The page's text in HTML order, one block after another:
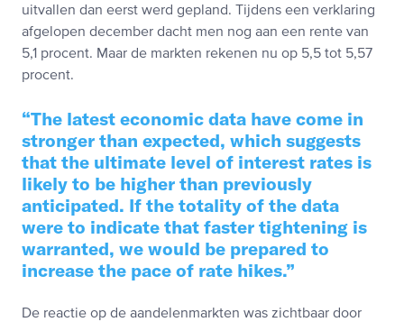
uitvallen dan eerst werd gepland. Tijdens een verklaring
afgelopen december dacht men nog aan een rente van
5,1 procent. Maar de markten rekenen nu op 5,5 tot 5,57
procent.
The latest economic data have come in
stronger than expected, which suggests
that the ultimate level of interest rates is
likely to be higher than previously
anticipated. If the totality of the data
were to indicate that faster tightening is
warranted, we would be prepared to
increase the pace of rate hikes.
De reactie op de aandelenmarkten was zichtbaar door